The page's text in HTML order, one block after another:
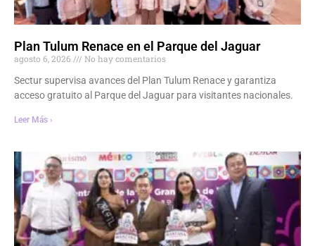
Plan Tulum Renace en el Parque del Jaguar
agosto 6, 2026
No hay comentarios
Sectur supervisa avances del Plan Tulum Renace y garantiza
acceso gratuito al Parque del Jaguar para visitantes nacionales.
Leer Más ›